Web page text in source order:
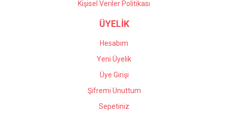
Kişisel Veriler Politikası
ÜYELİK
Hesabım
Yeni Üyelik
Üye Girişi
Şifremi Unuttum
Sepetiniz